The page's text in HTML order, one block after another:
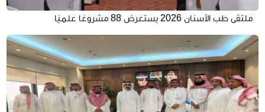
ملتقى طب الأسنان 2026 يستعرض 88 مشروعًا علميًا